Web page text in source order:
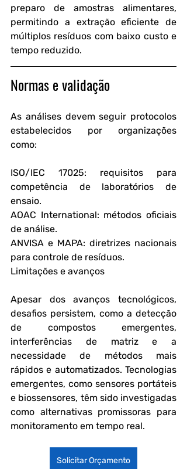
preparo de amostras alimentares,
permitindo a extração eficiente de
múltiplos resíduos com baixo custo e
tempo reduzido.
Normas e validação
As análises devem seguir protocolos
estabelecidos por organizações
como:
ISO/IEC 17025: requisitos para
competência de laboratórios de
ensaio.
AOAC International: métodos oficiais
de análise.
ANVISA e MAPA: diretrizes nacionais
para controle de resíduos.
Limitações e avanços
Apesar dos avanços tecnológicos,
desafios persistem, como a detecção
de compostos emergentes,
interferências de matriz e a
necessidade de métodos mais
rápidos e automatizados. Tecnologias
emergentes, como sensores portáteis
e biossensores, têm sido investigadas
como alternativas promissoras para
monitoramento em tempo real.
Solicitar Orçamento